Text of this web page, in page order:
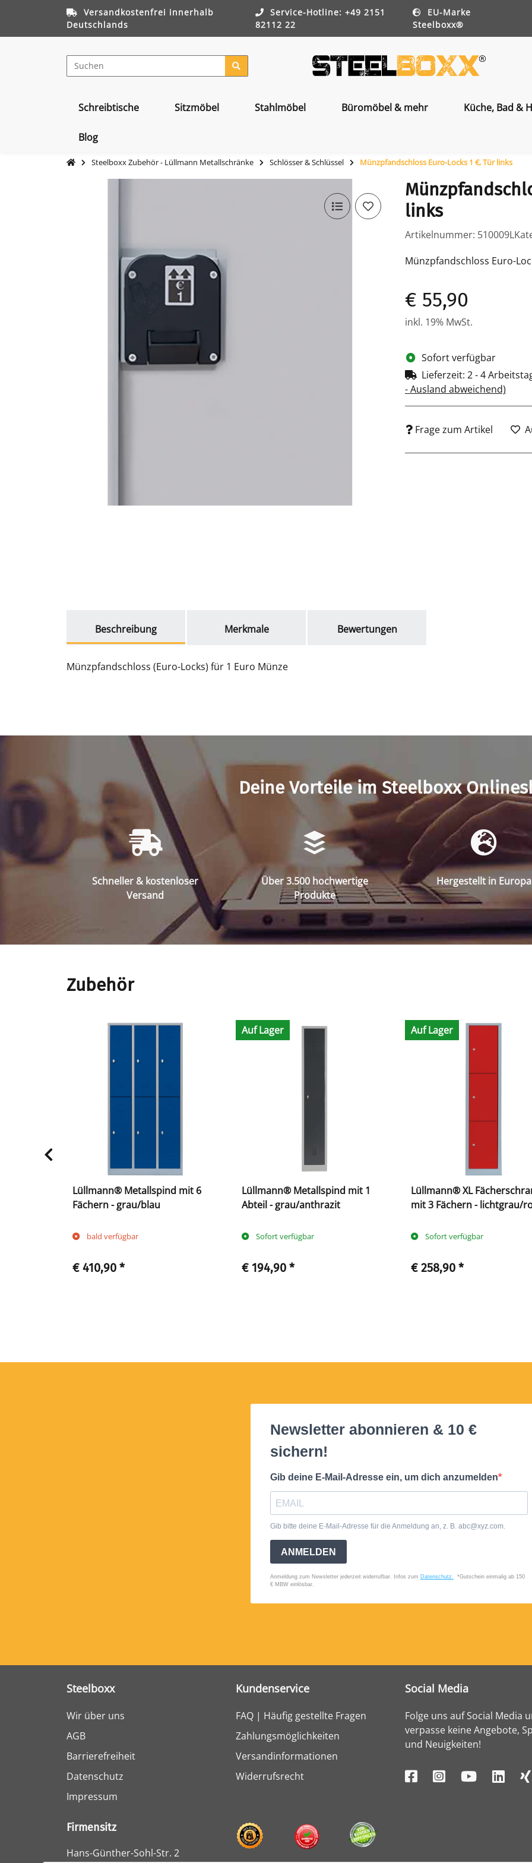
Versandkostenfrei innerhalb
Deutschlands
Service-Hotline: +49 2151
82112 22
EU-Marke
Steelboxx®
Schreibtische Sitzmöbel Stahlmöbel Büromöbel & mehr Küche, Bad &
Blog
Steelboxx Zubehör - Lüllmann Metallschränke Schlösser & Schlüssel Münzpfandschloss Euro-Locks 1 €, Tür links
links
Artikelnummer: 510009L
Münzpfandschloss Euro-
€ 55,90
inkl. 19% MwSt.
Sofort verfügbar
Lieferzeit: 2 - 4
- Ausland abweichend)
Frage zum Artikel
Beschreibung
Merkmale Bewertungen
Münzpfandschloss (Euro-Locks) für 1 Euro Münze
Deine Vorteile im Steelboxx
Schneller & kostenloser
Versand
Über 3.500 hochwertige
Produkte
Hergestellt in Europa
Zubehör
Lüllmann® Metallspind mit 6
Fächern - grau/blau
bald verfügbar
€ 410,90 *
Auf Lager
Lüllmann® Metallspind mit 1
Abteil - grau/anthrazit
Sofort verfügbar
€ 194,90 *
Auf Lager
Lüllmann® XL
mit 3 Fächern - lichtgrau/
Sofort verfügbar
€ 258,90 *
Steelboxx
Wir über uns
AGB
Barrierefreiheit
Datenschutz
Impressum
Kundenservice
FAQ | Häufig gestellte Fragen
Zahlungsmöglichkeiten
Versandinformationen
Widerrufsrecht
Social Media
Folge uns auf Social Media
verpasse keine Angebote,
und Neuigkeiten!
Firmensitz
Hans-Günther-Sohl-Str. 2